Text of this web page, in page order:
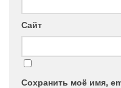
Сайт
Сохранить моё имя,